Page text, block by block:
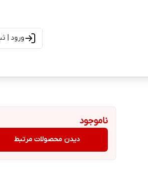
ورود |
ناموجود
دیدن محصولات مرتبط